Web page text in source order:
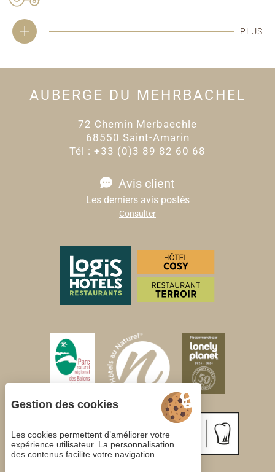
PLUS
AUBERGE DU MEHRBACHEL
72 Chemin Merbaechle
68550 Saint-Amarin
Tél : +33 (0)3 89 82 60 68
Avis client
Les derniers avis postés
Consulter
Gestion des cookies
Les cookies permettent d’améliorer votre
expérience utilisateur. La personnalisation
des contenus facilite votre navigation.